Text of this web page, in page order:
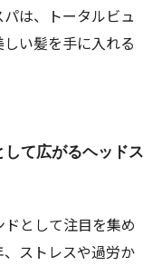
は、トータルビュ
い髪を手に入れる
て広がるヘッドス
として注目を集め
ストレスや過労か